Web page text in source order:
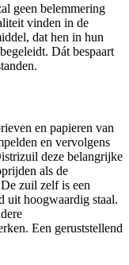
geen belemmering
vinden in de
dat hen in hun
Dát bespaart
en papieren van
en vervolgens
deze belangrijke
als de
zuil zelf is een
uit hoogwaardig staal.
Een geruststellend